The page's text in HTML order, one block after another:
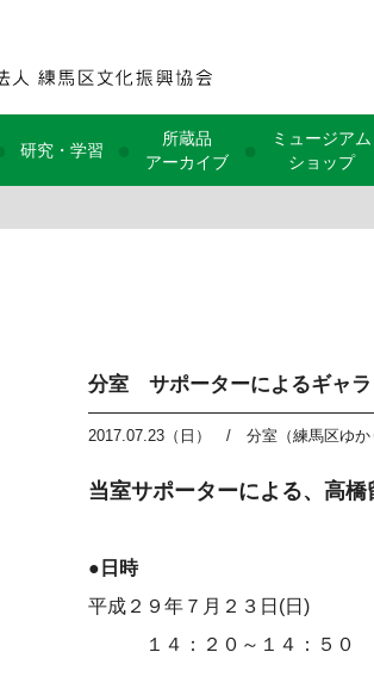
研究・学習
所蔵品
アーカイブ
ミュージアム
ショップ
分室 サポーターによるギャラ
2017.07.23（日） / 分室（練馬区ゆか
当室サポーターによる、高橋
●日時
平成２９年７月２３日(日)
１４：２０～１４：５０